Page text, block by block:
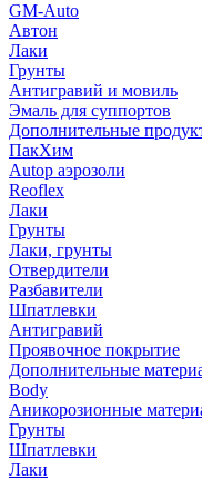
GM-Auto
Автон
Лаки
Грунты
Антигравий и мовиль
Эмаль для суппортов
Дополнительные
ПакХим
Autop аэрозоли
Reoflex
Лаки
Грунты
Лаки, грунты
Отвердители
Разбавители
Шпатлевки
Антигравий
Проявочное покрытие
Дополнительные
Body
Аникорозионные
Грунты
Шпатлевки
Лаки